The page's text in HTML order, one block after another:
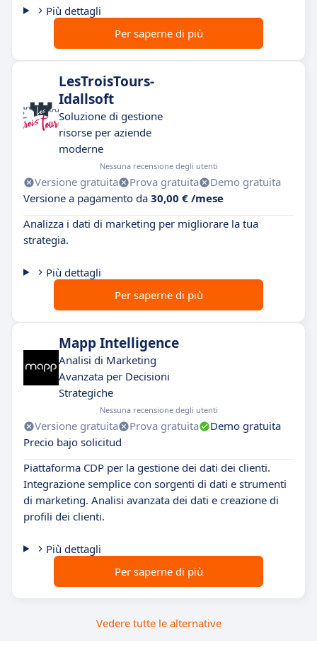
Più dettagli
Per saperne di più
LesTroisTours-
Idallsoft
Soluzione di gestione
risorse per aziende
moderne
Nessuna recensione degli utenti
Versione gratuita Prova gratuita
Demo gratuita
Versione a pagamento da 30,00 € /mese
Analizza i dati di marketing per migliorare la tua
strategia.
Più dettagli
Per saperne di più
Mapp Intelligence
Analisi di Marketing
Avanzata per Decisioni
Strategiche
Nessuna recensione degli utenti
Versione gratuita Prova gratuita
Demo gratuita
Precio bajo solicitud
Piattaforma CDP per la gestione dei dati dei clienti.
Integrazione semplice con sorgenti di dati e strumenti
di marketing. Analisi avanzata dei dati e creazione di
profili dei clienti.
Più dettagli
Per saperne di più
Vedere tutte le alternative